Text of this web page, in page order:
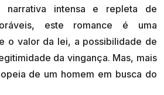
narrativa intensa e repleta de
este romance é uma
o valor da lei, a possibilidade de
da vingança. Mas, mais
de um homem em busca do